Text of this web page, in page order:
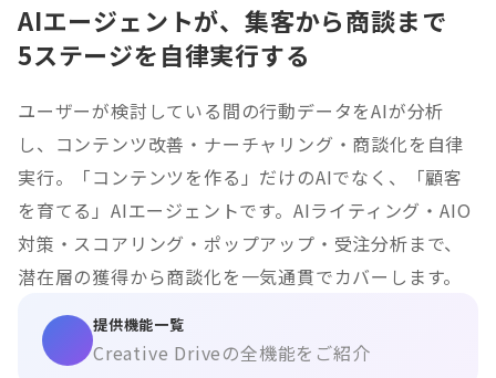
AIエージェントが、集客から商談まで
5ステージを自律実行する
ユーザーが検討している間の行動データをAIが分析
し、コンテンツ改善・ナーチャリング・商談化を自律
実行。「コンテンツを作る」だけのAIでなく、「顧客
を育てる」AIエージェントです。AIライティング・AIO
対策・スコアリング・ポップアップ・受注分析まで、
潜在層の獲得から商談化を一気通貫でカバーします。
提供機能一覧
Creative Driveの全機能をご紹介